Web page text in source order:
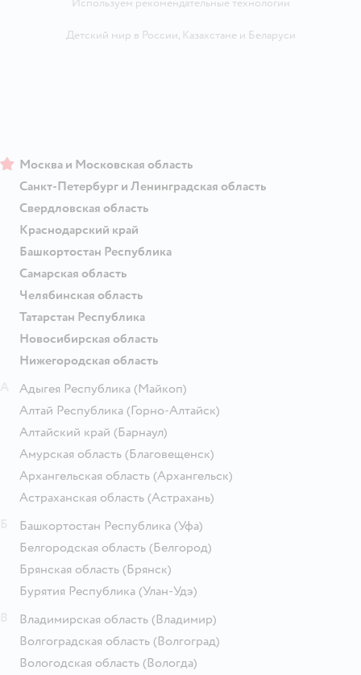
Используем рекомендательные технологии
Детский мир в России, Казахстанеи Беларуси
Москва и Московская область
Санкт-Петербург и Ленинградская область
Свердловская область
Краснодарский край
Башкортостан Республика
Самарская область
Челябинская область
Татарстан Республика
Новосибирская область
Нижегородская область
Адыгея Республика (Майкоп)
Алтай Республика (Горно-Алтайск)
Алтайский край (Барнаул)
Амурская область (Благовещенск)
Архангельская область (Архангельск)
Астраханская область (Астрахань)
Башкортостан Республика (Уфа)
Белгородская область (Белгород)
Брянская область (Брянск)
Бурятия Республика (Улан-Удэ)
Владимирская область (Владимир)
Волгоградская область (Волгоград)
Вологодская область (Вологда)